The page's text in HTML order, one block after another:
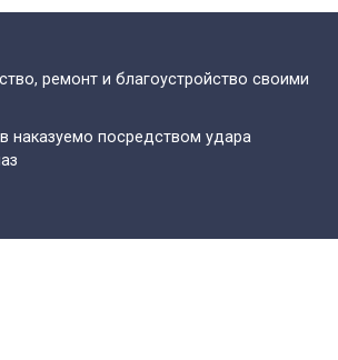
ремонт и благоустройство своими
наказуемо посредством удара